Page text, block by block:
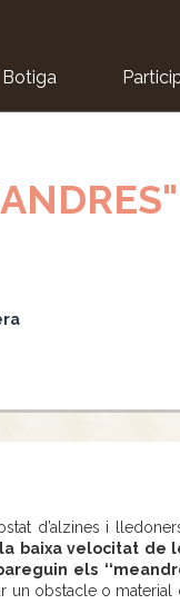
Botiga
d’alzines i
baixa velocitat de
els
un obstacle o